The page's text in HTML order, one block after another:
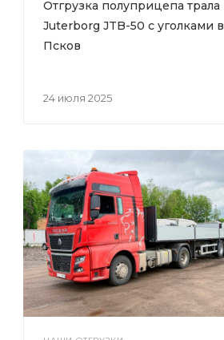
24 июля 2025
Отгрузка полуприцепа трала
Juterborg JTB-50 с уголками в
Псков